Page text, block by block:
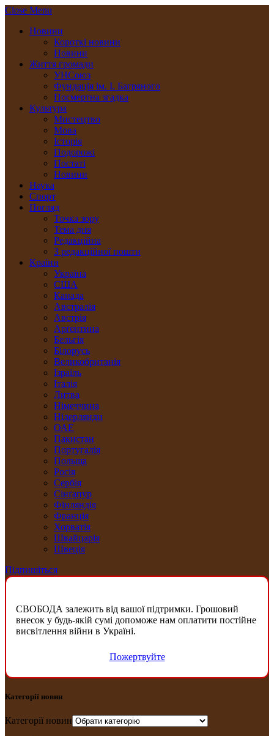
Close Menu
Новини
Короткі новини
Новини
Життя громади
УНСоюз
Фундація ім. І. Багряного
Посмертна згадка
Культура
Мистецтво
Мова
Історія
Подорожі
Постаті
Новини
Наука
Спорт
Погляд
Точка зору
Тема дня
Редакційна
З редакційної пошти
Країни
Україна
США
Канада
Австралія
Австрія
Арґентина
Бельгія
Білорусь
Великобританія
Ізраїль
Італія
Литва
Німеччина
Нідерлянди
ОАЕ
Пакистан
Португалія
Польща
Росія
Сербія
Сінґапур
Фінляндія
Франція
Хорватія
Швайцарія
Швеція
Підпишіться
СВОБОДА залежить від вашої підтримки. Грошовий
внесок у будь-якій сумі допоможе нам оплатити постійне
висвітлення війни в Україні.
Пожертвуйте
Категорії новин
Категорії новин